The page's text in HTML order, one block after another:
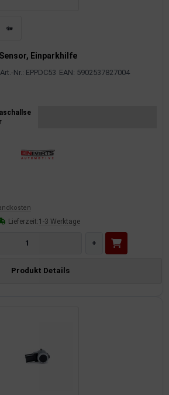
Sensor, Einparkhilfe
Art.-Nr.: EPPDC53 EAN: 5902537827004
Lieferzeit:1-3 Werktage
+
Produkt Details